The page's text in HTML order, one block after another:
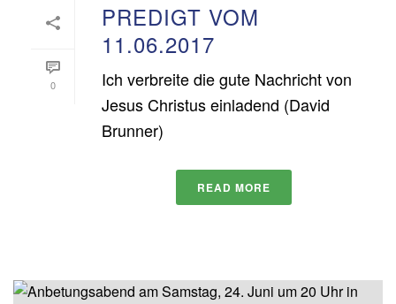
0
PREDIGT VOM
11.06.2017
Ich verbreite die gute Nachricht von
Jesus Christus einladend (David
Brunner)
READ MORE